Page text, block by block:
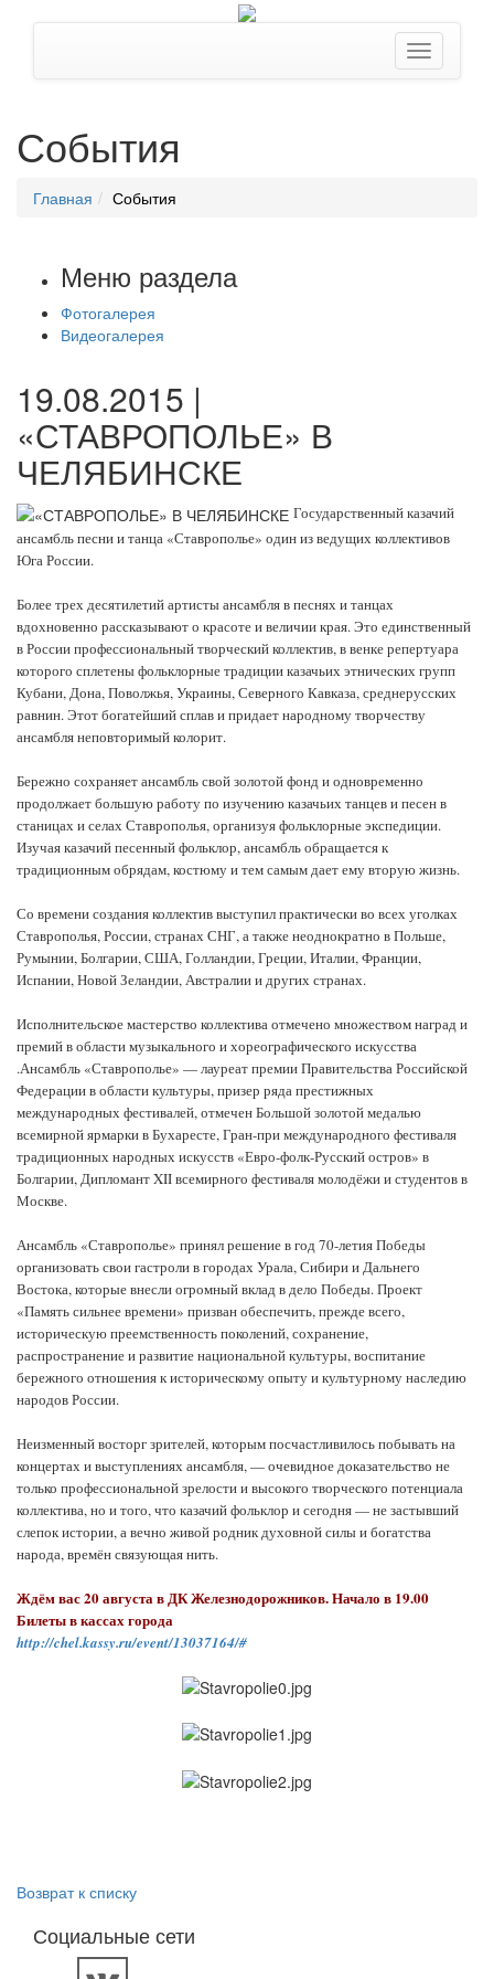
События
Главная События
Меню раздела
Фотогалерея
Видеогалерея
19.08.2015 |
«СТАВРОПОЛЬЕ» В
ЧЕЛЯБИНСКЕ
Государственный казачий
ансамбль песни и танца «Ставрополье» один из ведущих коллективов
Юга России.
Более трех десятилетий артисты ансамбля в песнях и танцах
вдохновенно рассказывают о красоте и величии края. Это единственный
в России профессиональный творческий коллектив, в венке репертуара
которого сплетены фольклорные традиции казачьих этнических групп
Кубани, Дона, Поволжья, Украины, Северного Кавказа, среднерусских
равнин. Этот богатейший сплав и придает народному творчеству
ансамбля неповторимый колорит.
Бережно сохраняет ансамбль свой золотой фонд и одновременно
продолжает большую работу по изучению казачьих танцев и песен в
станицах и селах Ставрополья, организуя фольклорные экспедиции.
Изучая казачий песенный фольклор, ансамбль обращается к
традиционным обрядам, костюму и тем самым дает ему вторую жизнь.
Со времени создания коллектив выступил практически во всех уголках
Ставрополья, России, странах СНГ, а также неоднократно в Польше,
Румынии, Болгарии, США, Голландии, Греции, Италии, Франции,
Испании, Новой Зеландии, Австралии и других странах.
Исполнительское мастерство коллектива отмечено множеством наград и
премий в области музыкального и хореографического искусства
.Ансамбль «Ставрополье» — лауреат премии Правительства Российской
Федерации в области культуры, призер ряда престижных
международных фестивалей, отмечен Большой золотой медалью
всемирной ярмарки в Бухаресте, Гран-при международного фестиваля
традиционных народных искусств «Евро-фолк-Русский остров» в
Болгарии, Дипломант XII всемирного фестиваля молодёжи и студентов в
Москве.
Ансамбль «Ставрополье» принял решение в год 70-летия Победы
организовать свои гастроли в городах Урала, Сибири и Дальнего
Востока, которые внесли огромный вклад в дело Победы. Проект
«Память сильнее времени» призван обеспечить, прежде всего,
историческую преемственность поколений, сохранение,
распространение и развитие национальной культуры, воспитание
бережного отношения к историческому опыту и культурному наследию
народов России.
Неизменный восторг зрителей, которым посчастливилось побывать на
концертах и выступлениях ансамбля, — очевидное доказательство не
только профессиональной зрелости и высокого творческого потенциала
коллектива, но и того, что казачий фольклор и сегодня — не застывший
слепок истории, а вечно живой родник духовной силы и богатства
народа, времён связующая нить.
Ждём вас 20 августа в ДК Железнодорожников. Начало в 19.00
Билеты в кассах города
http://chel.kassy.ru/event/13037164/#
Возврат к списку
Социальные сети